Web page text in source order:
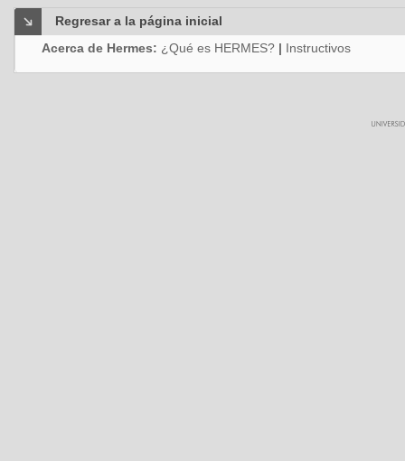
Regresar a la página inicial
Acerca de Hermes: ¿Qué es HERMES? | Instructivos